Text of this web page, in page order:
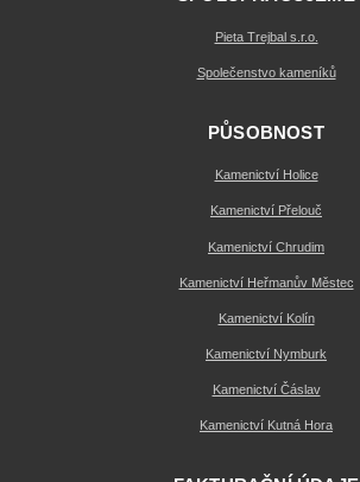
Pieta Trejbal s.r.o.
Společenstvo kameníků
PŮSOBNOST
Kamenictví Holice
Kamenictví Přelouč
Kamenictví Chrudim
Kamenictví Heřmanův Městec
Kamenictví Kolín
Kamenictví Nymburk
Kamenictví Čáslav
Kamenictví Kutná Hora